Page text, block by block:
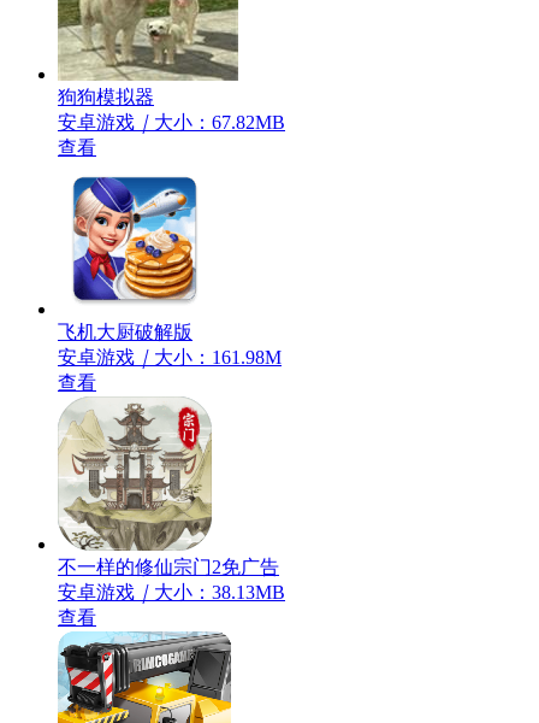
狗狗模拟器
安卓游戏 ｜ 大小：67.82MB
查看
飞机大厨破解版
安卓游戏 ｜ 大小：161.98M
查看
不一样的修仙宗门2免广告
安卓游戏 ｜ 大小：38.13MB
查看